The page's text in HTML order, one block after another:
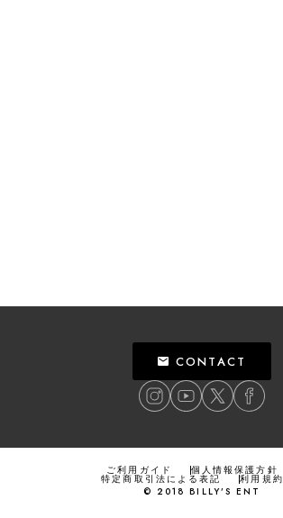
CONTACT
ご利用ガイド 個人情報保護方針
特定商取引法による表記
利用規約
© 2018 BILLY’S ENT